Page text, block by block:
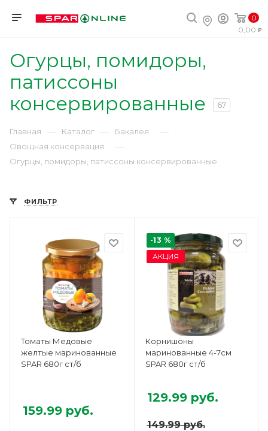
0
0,00
Огурцы, помидоры,
патиссоны
консервированные
67
Главная — Каталог — Бакалея —
Овощная консервация —
Огурцы, помидоры, патиссоны консервированные
ФИЛЬТР
Томаты Медовые
желтые маринованные
SPAR 680г ст/б
159.99 руб.
-13 %
АКЦИЯ
Корнишоны
маринованные 4-7см
SPAR 680г ст/б
149.99руб.
129.99руб.